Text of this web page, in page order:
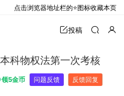
投稿
科物权法第一次考核
领5金币 问题反馈 反馈回复
点击浏览器地址栏的⭐图标收藏本页